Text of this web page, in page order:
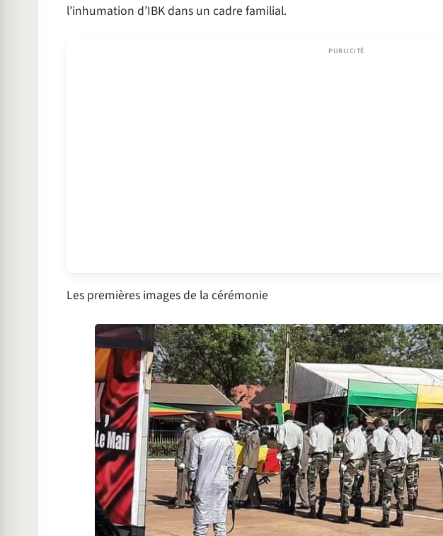
l’inhumation d’IBK dans un cadre familial.
Les premières images de la cérémonie